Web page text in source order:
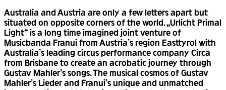
Australia and Austria are only a few letters apart but
situated on opposite corners of the world. „Urlicht Primal
Light“ is a long time imagined joint venture of
Musicbanda Franui from Austria’s region Easttyrol with
Australia’s leading circus performance company Circa
from Brisbane to create an acrobatic journey through
Gustav Mahler’s songs. The musical cosmos of Gustav
Mahler’s Lieder and Franui’s unique and unmatched